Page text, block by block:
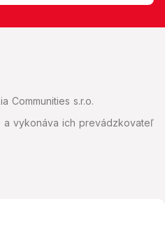
Communities s.r.o.
a vykonáva ich prevádzkovateľ